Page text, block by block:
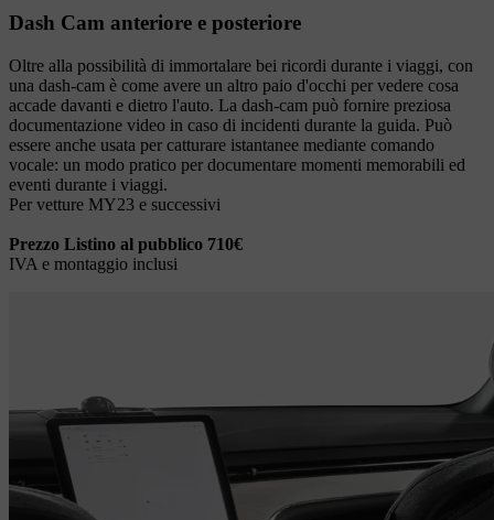
Dash Cam anteriore e posteriore
Oltre alla possibilità di immortalare bei ricordi durante i viaggi, con
una dash-cam è come avere un altro paio d'occhi per vedere cosa
accade davanti e dietro l'auto. La dash-cam può fornire preziosa
documentazione video in caso di incidenti durante la guida. Può
essere anche usata per catturare istantanee mediante comando
vocale: un modo pratico per documentare momenti memorabili ed
eventi durante i viaggi.
Per vetture MY23 e successivi
Prezzo Listino al pubblico 710€
IVA e montaggio inclusi